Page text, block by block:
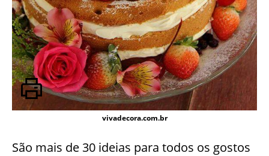
vivadecora.com.br
São mais de 30 ideias para todos os gostos